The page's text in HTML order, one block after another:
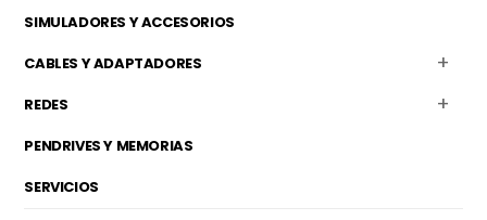
SIMULADORES Y ACCESORIOS
CABLES Y ADAPTADORES
REDES
PENDRIVES Y MEMORIAS
SERVICIOS